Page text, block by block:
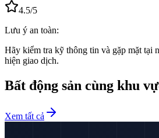
4.5/5
Lưu ý an toàn:
Hãy kiểm tra kỹ thông tin và gặp mặt tại
hiện giao dịch.
Bất động sản cùng khu
Xem tất cả